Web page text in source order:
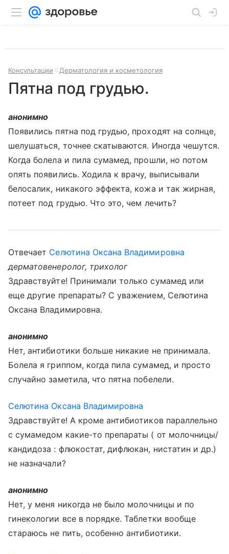
Консультации Дерматология и косметология
Пятна под грудью.
анонимно
Появились пятна под грудью, проходят на солнце,
шелушаться, точнее скатываются. Иногда чешутся.
Когда болела и пила сумамед, прошли, но потом
опять появились. Ходила к врачу, выписывали
белосалик, никакого эффекта, кожа и так жирная,
потеет под грудью. Что это, чем лечить?
Отвечает Селютина Оксана Владимировна
дерматовенеролог, трихолог
Здравствуйте! Принимали только сумамед или
еще другие препараты? С уважением, Селютина
Оксана Владимировна.
анонимно
Нет, антибиотики больше никакие не принимала.
Болела я гриппом, когда пила сумамед, и просто
случайно заметила, что пятна побелели.
Селютина Оксана Владимировна
Здравствуйте! А кроме антибиотиков параллельно
с сумамедом какие-то препараты ( от молочницы/
кандидоза : флюкостат, дифлюкан, нистатин и др.)
не назначали?
анонимно
Нет, у меня никогда не было молочницы и по
гинекологии все в порядке. Таблетки вообще
стараюсь не пить, особенно антибиотики.